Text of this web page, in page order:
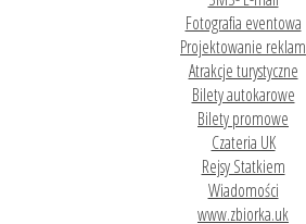
Fotografia eventowa
Projektowanie reklam
Atrakcje turystyczne
Bilety autokarowe
Bilety promowe
Czateria UK
Rejsy Statkiem
Wiadomości
www.zbiorka.uk